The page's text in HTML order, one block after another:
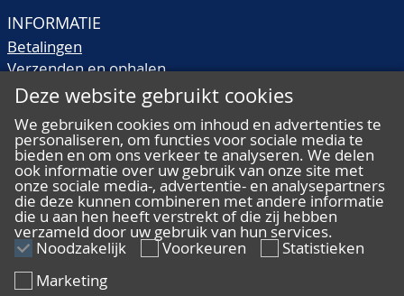
INFORMATIE
Betalingen
Verzenden en ophalen
Veilingtermen
Kwaliteitsomschrijvingen
Veelgestelde vragen
ALGEMEEN
Algemene voorwaarden
Deze website gebruikt cookies
We gebruiken cookies om inhoud en advertenties te
personaliseren, om functies voor sociale media te
bieden en om ons verkeer te analyseren. We delen
ook informatie over uw gebruik van onze site met
onze sociale media-, advertentie- en analysepartners
die deze kunnen combineren met andere informatie
die u aan hen heeft verstrekt of die zij hebben
verzameld door uw gebruik van hun services.
Noodzakelijk Voorkeuren
Statistieken
Marketing